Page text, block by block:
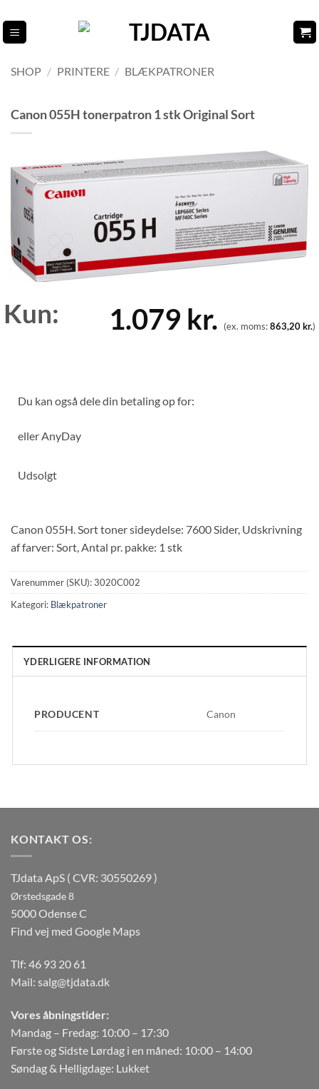
til
indhold
SHOP / PRINTERE / BLÆKPATRONER
Canon 055H tonerpatron 1 stk Original Sort
Kun: 1.079 kr. (ex. moms:863,20kr.)
Du kan også dele din betaling op for:
ellerAnyDay
Udsolgt
Canon 055H. Sort toner sideydelse: 7600 Sider, Udskrivning
af farver: Sort, Antal pr. pakke: 1 stk
Varenummer (SKU):3020C002
Kategori: Blækpatroner
YDERLIGERE INFORMATION
PRODUCENT Canon
KONTAKT OS:
TJdata ApS ( CVR: 30550269 )
Ørstedsgade 8
5000 Odense C
Find vej med Google Maps
Tlf: 46 93 20 61
Mail: salg@tjdata.dk
Vores åbningstider:
Mandag – Fredag: 10:00 – 17:30
Første og Sidste Lørdag i en måned: 10:00 – 14:00
Søndag & Helligdage: Lukket